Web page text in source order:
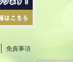
免責事項